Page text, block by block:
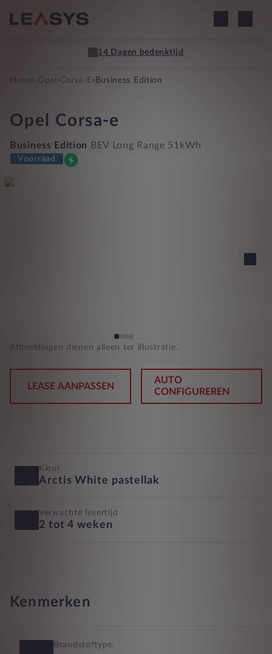
14 Dagen bedenktijd
Home › Opel › Corsa-E › Business Edition
Opel Corsa-e
Business Edition BEV Long Range 51kWh
Voorraad
Afbeeldingen dienen alleen ter illustratie.
LEASE AANPASSEN
AUTO
CONFIGUREREN
Kleur
Arctis White pastellak
Verwachte levertijd
2 tot 4 weken
Kenmerken
Brandstoftype: